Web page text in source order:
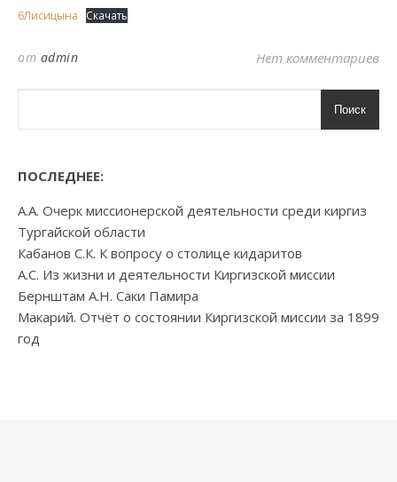
6Лисицына Скачать
от admin Нет комментариев
Поиск
ПОСЛЕДНЕЕ:
А.А. Очерк миссионерской деятельности среди киргиз
Тургайской области
Кабанов С.К. К вопросу о столице кидаритов
А.С. Из жизни и деятельности Киргизской миссии
Бернштам А.Н. Саки Памира
Макарий. Отчёт о состоянии Киргизской миссии за 1899
год